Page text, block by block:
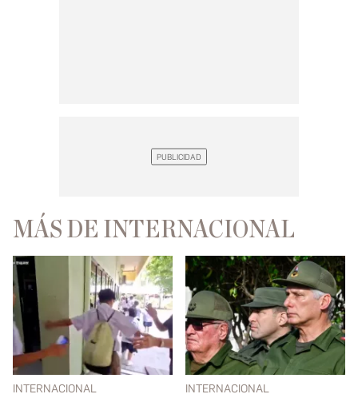
MÁS DE INTERNACIONAL
INTERNACIONAL INTERNACIONAL